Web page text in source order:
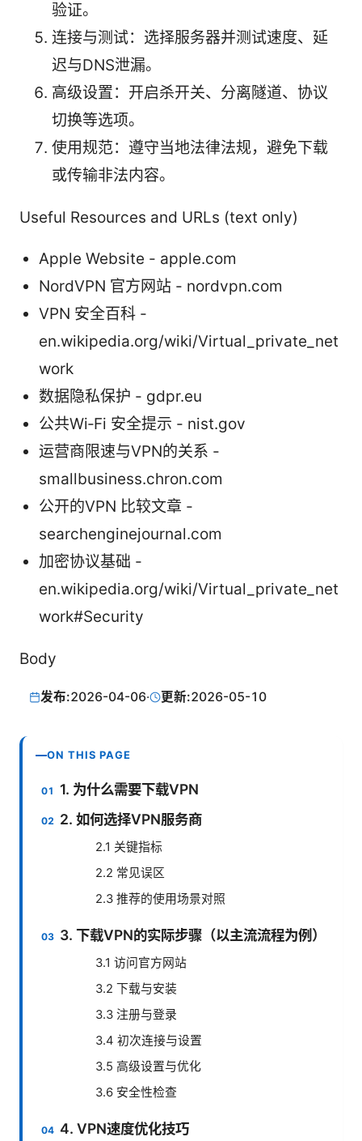
验证。
连接与测试：选择服务器并测试速度、延
迟与DNS泄漏。
高级设置：开启杀开关、分离隧道、协议
切换等选项。
使用规范：遵守当地法律法规，避免下载
或传输非法内容。
Useful Resources and URLs (text only)
Apple Website - apple.com
NordVPN 官方网站 - nordvpn.com
VPN 安全百科 -
en.wikipedia.org/wiki/Virtual_private_net
work
数据隐私保护 - gdpr.eu
公共Wi‑Fi 安全提示 - nist.gov
运营商限速与VPN的关系 -
smallbusiness.chron.com
公开的VPN 比较文章 -
searchenginejournal.com
加密协议基础 -
en.wikipedia.org/wiki/Virtual_private_net
work#Security
Body
发布:2026-04-06· 更新:2026-05-10
ON THIS PAGE
1. 为什么需要下载VPN
2. 如何选择VPN服务商
2.1 关键指标
2.2 常见误区
2.3 推荐的使用场景对照
3. 下载VPN的实际步骤（以主流流程为例）
3.1 访问官方网站
3.2 下载与安装
3.3 注册与登录
3.4 初次连接与设置
3.5 高级设置与优化
3.6 安全性检查
4. VPN速度优化技巧